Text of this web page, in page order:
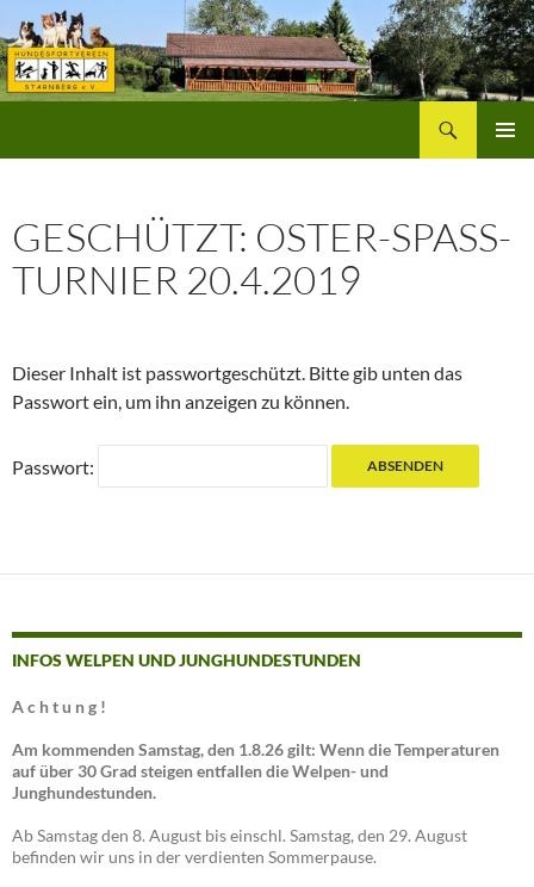
Inhalt
springen
GESCHÜTZT: OSTER-SPASS-
TURNIER 20.4.2019
Dieser Inhalt ist passwortgeschützt. Bitte gib unten das
Passwort ein, um ihn anzeigen zu können.
Passwort:
INFOS WELPEN UND JUNGHUNDESTUNDEN
A c h t u n g !
Am kommenden Samstag, den 1.8.26 gilt: Wenn die Temperaturen
auf über 30 Grad steigen entfallen die Welpen- und
Junghundestunden.
Ab Samstag den 8. August bis einschl. Samstag, den 29. August
befinden wir uns in der verdienten Sommerpause.